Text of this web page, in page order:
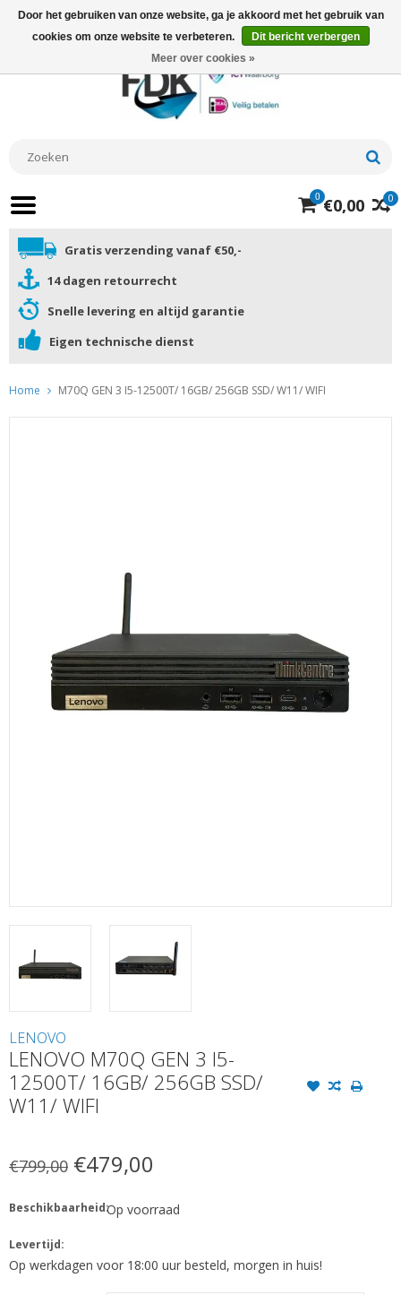
0
0 €0,00
Gratis verzending vanaf €50,-
14 dagen retourrecht
Snelle levering en altijd garantie
Eigen technische dienst
Home M70Q GEN 3 I5-12500T/ 16GB/ 256GB SSD/ W11/ WIFI
LENOVO
LENOVO M70Q GEN 3 I5-
12500T/ 16GB/ 256GB SSD/
W11/ WIFI
€799,00 €479,00
Beschikbaarheid:Op voorraad
Levertijd:
Op werkdagen voor 18:00 uur besteld, morgen in huis!
Door het gebruiken van onze website, ga je akkoord met het gebruik van
cookies om onze website te verbeteren.
Dit bericht verbergen
Meer over cookies »